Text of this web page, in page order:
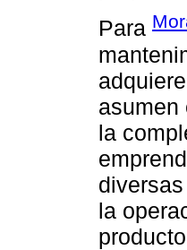
Para
asumen
la
la